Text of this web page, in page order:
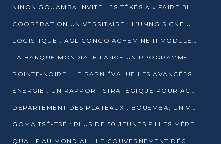
NINON GOUAMBA INVITE LES TÉKÉS À « FAIRE BLOC » POUR PESER DANS LE DÉBAT NATIONAL
COOPÉRATION UNIVERSITAIRE : L’UMNG SIGNE UN ACCORD STRATÉGIQUE AVEC L’UNIVERSITÉ HAINAN EN CHINE
LOGISTIQUE : AGL CONGO ACHEMINE 11 MODULES GÉANTS JUSQU’À BRAZZAVILLE
LA BANQUE MONDIALE LANCE UN PROGRAMME DE 394 MILLIONS DE DOLLARS POUR LE BASSIN DU CONGO
POINTE-NOIRE : LE PAPN ÉVALUE LES AVANCÉES DU MÔLE EST
ÉNERGIE : UN RAPPORT STRATÉGIQUE POUR ACCÉLÉRER LA TRANSITION AU CONGO
DÉPARTEMENT DES PLATEAUX : BOUEMBA, UN VIVIER ÉCONOMIQUE PRÊT À EXPLOSER
GOMA TSÉ-TSÉ : PLUS DE 50 JEUNES FILLES MÈRES SENSIBILISÉES À LA SANTÉ SEXUELLE
QUALIF AU MONDIAL : LE GOUVERNEMENT DÉCLARE LA JOURNÉE DU 1ER AVRIL 2026 CHÔMÉE ET PAYÉE